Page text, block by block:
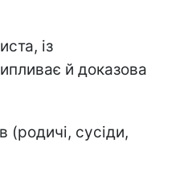
із
й доказова
(родичі, сусіди,